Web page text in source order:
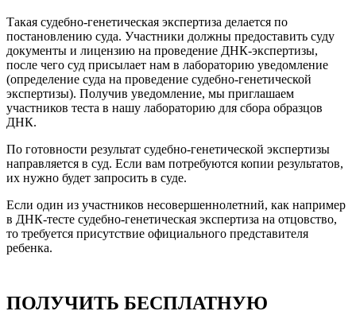
Такая судебно-генетическая экспертиза делается по
постановлению суда. Участники должны предоставить суду
документы и лицензию на проведение ДНК-экспертизы,
после чего суд присылает нам в лабораторию уведомление
(определение суда на проведение судебно-генетической
экспертизы). Получив уведомление, мы приглашаем
участников теста в нашу лабораторию для сбора образцов
ДНК.
По готовности результат судебно-генетической экспертизы
направляется в суд. Если вам потребуются копии результатов,
их нужно будет запросить в суде.
Если один из участников несовершеннолетний, как например
в ДНК-тесте судебно-генетическая экспертиза на отцовство,
то требуется присутствие официального представителя
ребенка.
ПОЛУЧИТЬ БЕСПЛАТНУЮ